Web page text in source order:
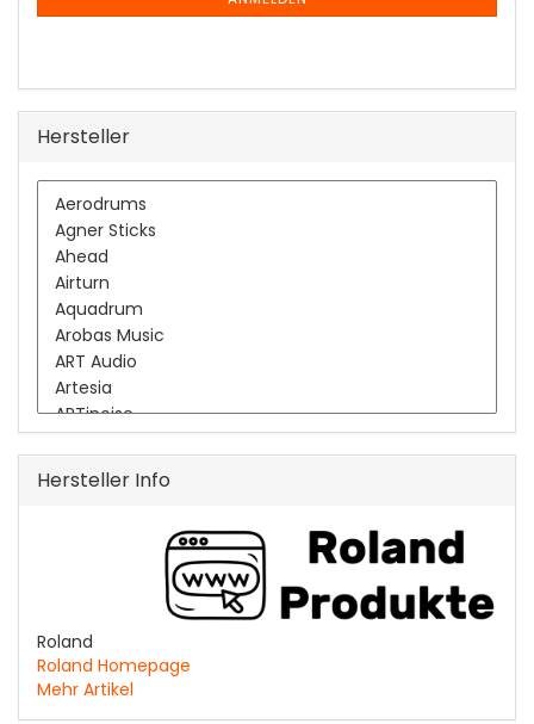
Hersteller
Hersteller Info
Roland
Roland Homepage
Mehr Artikel